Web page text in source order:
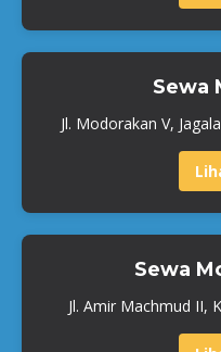
Sewa
Jl. Modorakan V,
Sewa
Jl. Amir Machmud II,